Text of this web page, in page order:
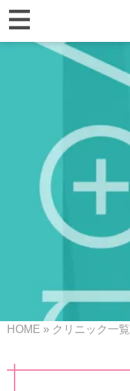
HOME » クリニック一覧